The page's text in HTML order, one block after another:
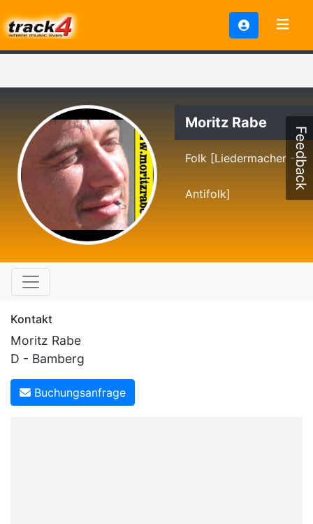
Moritz Rabe
Folk [Liedermacher -
Antifolk]
Kontakt
Moritz Rabe
D - Bamberg
Buchungsanfrage
Feedback